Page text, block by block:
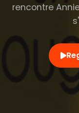
rencontre